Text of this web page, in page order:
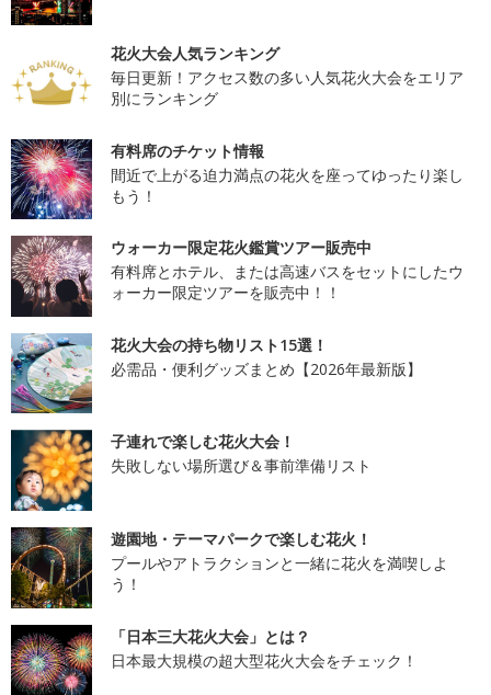
花火大会人気ランキング
毎日更新！アクセス数の多い人気花火大会をエリア
別にランキング
有料席のチケット情報
間近で上がる迫力満点の花火を座ってゆったり楽し
もう！
ウォーカー限定花火鑑賞ツアー販売中
有料席とホテル、または高速バスをセットにしたウ
ォーカー限定ツアーを販売中！！
花火大会の持ち物リスト15選！
必需品・便利グッズまとめ【2026年最新版】
子連れで楽しむ花火大会！
失敗しない場所選び＆事前準備リスト
遊園地・テーマパークで楽しむ花火！
プールやアトラクションと一緒に花火を満喫しよ
う！
「日本三大花火大会」とは？
日本最大規模の超大型花火大会をチェック！